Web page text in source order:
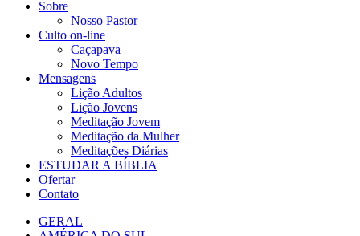
Sobre
Nosso Pastor
Culto on-line
Caçapava
Novo Tempo
Mensagens
Lição Adultos
Lição Jovens
Meditação Jovem
Meditação da Mulher
Meditações Diárias
ESTUDAR A BÍBLIA
Ofertar
Contato
GERAL